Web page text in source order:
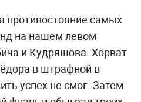
противостояние самых
на нашем левом
и Кудряшова. Хорват
в штрафной в
успех не смог. Затем